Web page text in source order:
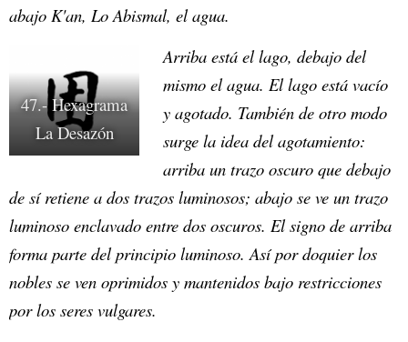
abajo K'an, Lo Abismal, el agua.
47.- Hexagrama
La Desazón
Arriba está el lago, debajo del
mismo el agua. El lago está vacío
y agotado. También de otro modo
surge la idea del agotamiento:
arriba un trazo oscuro que debajo
de sí retiene a dos trazos luminosos; abajo se ve un trazo
luminoso enclavado entre dos oscuros. El signo de arriba
forma parte del principio luminoso. Así por doquier los
nobles se ven oprimidos y mantenidos bajo restricciones
por los seres vulgares.